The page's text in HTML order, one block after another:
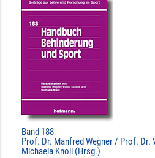
Band 188
Prof. Dr. Manfred Wegner / Prof. Dr.
Michaela Knoll (Hrsg.)